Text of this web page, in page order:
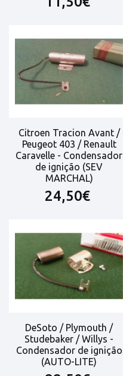
Citroen Tracion Avant /
Peugeot 403 / Renault
Caravelle - Condensador
de ignição (SEV
MARCHAL)
24,50€
DeSoto / Plymouth /
Studebaker / Willys -
Condensador de ignição
(AUTO-LITE)